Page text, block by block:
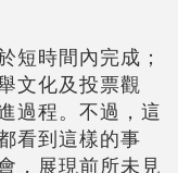
短時間內完成；
文化及投票觀
過程。不過，這
看到這樣的事
，展現前所未見